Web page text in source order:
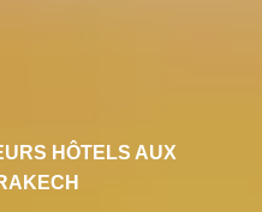
HÔTELS AUX